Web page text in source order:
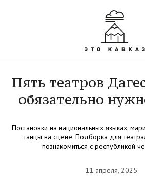
Пять театров
обязательно
Постановки на национальных языках,
танцы на сцене. Подборка для
познакомиться с республикой
11 апреля, 2025